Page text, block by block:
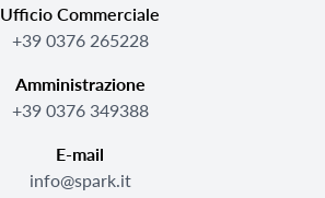
Ufficio Commerciale
+39 0376 265228
Amministrazione
+39 0376 349388
E-mail
info@spark.it